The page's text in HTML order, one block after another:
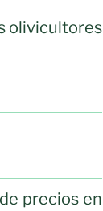
olivicultores
precios en